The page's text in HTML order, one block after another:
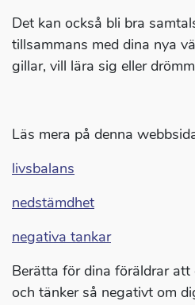
Det kan också bli bra
tillsammans med dina nya
gillar, vill lära sig eller
Läs mera på denna
livsbalans
nedstämdhet
negativa tankar
Berätta för dina föräldrar att
och tänker så negativt om